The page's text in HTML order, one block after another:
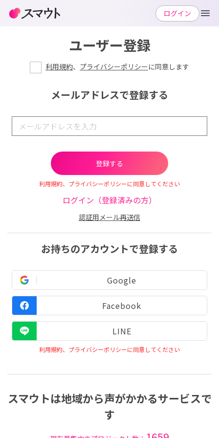
ユーザー登録
利用規約、 プライバシーポリシーに同意します
メールアドレスで登録する
利用規約、プライバシーポリシーに同意してください
ログイン（登録済みの方）
認証用メール再送信
お持ちのアカウントで登録する
Google
Facebook
LINE
利用規約、プライバシーポリシーに同意してください
スマウトは地域から声がかかるサービスで
す
ログイン